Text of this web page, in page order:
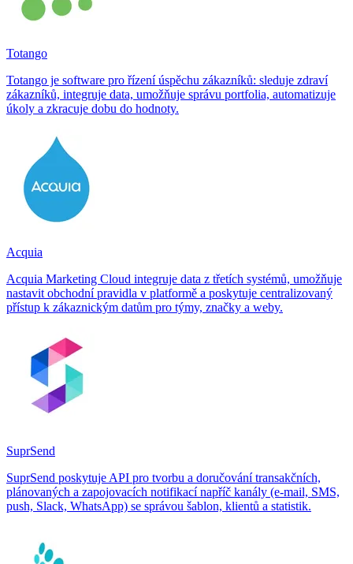
Totango
Totango je software pro řízení úspěchu zákazníků: sleduje zdraví
zákazníků, integruje data, umožňuje správu portfolia, automatizuje
úkoly a zkracuje dobu do hodnoty.
Acquia
Acquia Marketing Cloud integruje data z třetích systémů, umožňuje
nastavit obchodní pravidla v platformě a poskytuje centralizovaný
přístup k zákaznickým datům pro týmy, značky a weby.
SuprSend
SuprSend poskytuje API pro tvorbu a doručování transakčních,
plánovaných a zapojovacích notifikací napříč kanály (e‑mail, SMS,
push, Slack, WhatsApp) se správou šablon, klientů a statistik.